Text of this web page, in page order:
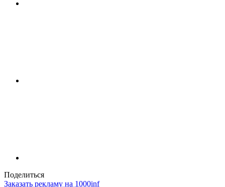
Поделиться
Заказать рекламу на 1000inf